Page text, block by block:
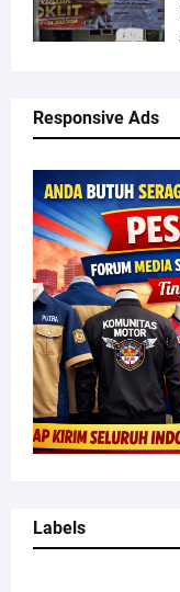
Responsive Ads
Labels